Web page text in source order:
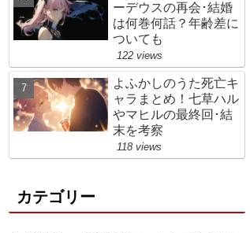
ーデウスの再会･結婚
は何巻何話？年齢差に
ついても
122 views
よふかしのうた死亡キ
ャラまとめ！七草ハル
やマヒルの最終回･結
末を考察
118 views
カテゴリー